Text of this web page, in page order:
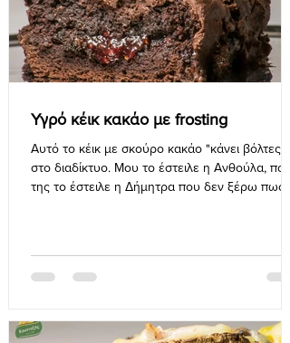
Υγρό κέικ κακάο με frosting
Αυτό το κέικ με σκούρο κακάο "κάνει βόλτες"
στο διαδίκτυο. Μου το έστειλε η Ανθούλα, που
της το έστειλε η Δήμητρα που δεν ξέρω πως